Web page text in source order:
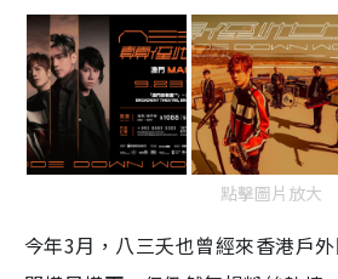
點擊圖片放大
今年3月，八三夭也曾經來香港戶